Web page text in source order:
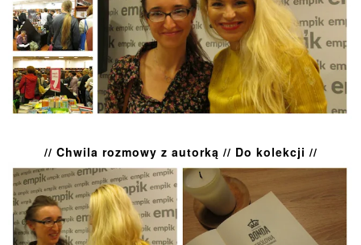
// Chwila rozmowy z autorką // Do kolekcji //